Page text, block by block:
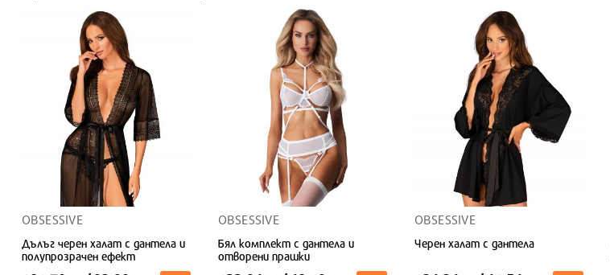
OBSESSIVE
Дълъг черен халат с дантела и
полупрозрачен ефект
OBSESSIVE
Бял комплект с дантела и
отворени прашки
OBSESSIVE
Черен халат с дантела